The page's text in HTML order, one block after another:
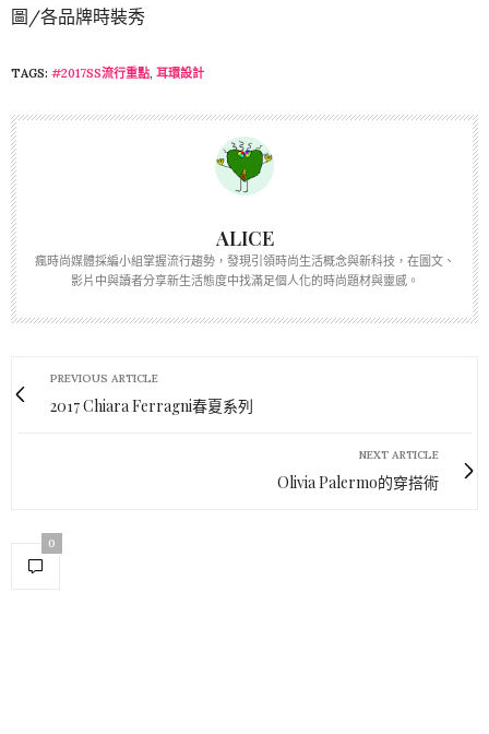
圖/各品牌時裝秀
TAGS: #2017SS流行重點, 耳環設計
ALICE
瘋時尚媒體採編小組掌握流行趨勢，發現引領時尚生活概念與新科技，在圖文、
影片中與讀者分享新生活態度中找滿足個人化的時尚題材與靈感。
PREVIOUS ARTICLE
2017 Chiara Ferragni春夏系列
NEXT ARTICLE
Olivia Palermo的穿搭術
0